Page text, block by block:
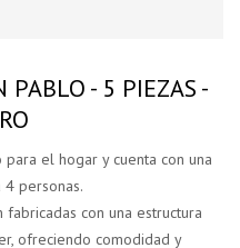
PABLO - 5 PIEZAS -
el hogar y cuenta con una
4 personas.
fabricadas con una estructura
ofreciendo comodidad y